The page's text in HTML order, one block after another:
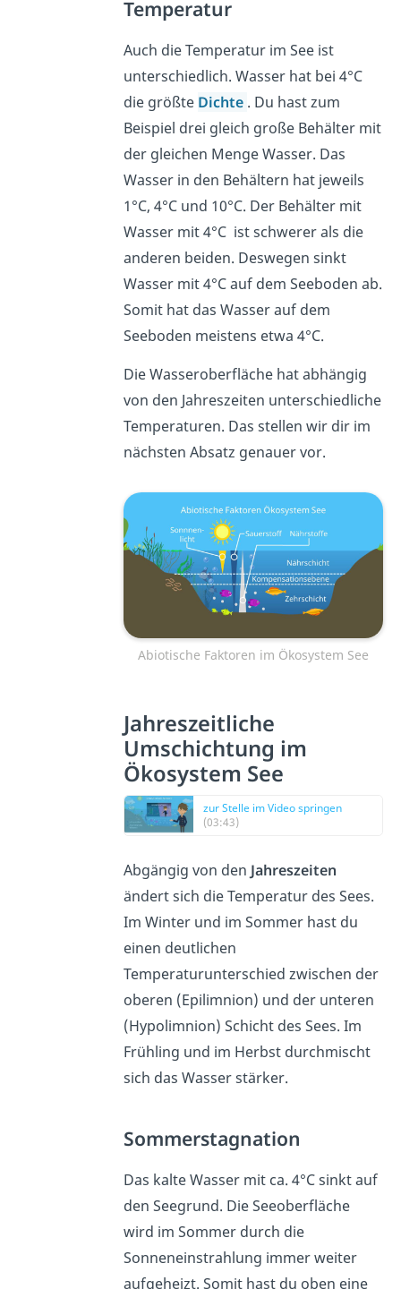
Temperatur
Auch die Temperatur im See ist
unterschiedlich. Wasser hat bei 4°C
die größte Dichte . Du hast zum
Beispiel drei gleich große Behälter mit
der gleichen Menge Wasser. Das
Wasser in den Behältern hat jeweils
1°C, 4°C und 10°C. Der Behälter mit
Wasser mit 4°C ist schwerer als die
anderen beiden. Deswegen sinkt
Wasser mit 4°C auf dem Seeboden ab.
Somit hat das Wasser auf dem
Seeboden meistens etwa 4°C.
Die Wasseroberfläche hat abhängig
von den Jahreszeiten unterschiedliche
Temperaturen. Das stellen wir dir im
nächsten Absatz genauer vor.
Abiotische Faktoren im Ökosystem See
Jahreszeitliche
Umschichtung im
Ökosystem See
zur Stelle im Video springen
(03:43)
Abgängig von den Jahreszeiten
ändert sich die Temperatur des Sees.
Im Winter und im Sommer hast du
einen deutlichen
Temperaturunterschied zwischen der
oberen (Epilimnion) und der unteren
(Hypolimnion) Schicht des Sees. Im
Frühling und im Herbst durchmischt
sich das Wasser stärker.
Sommerstagnation
Das kalte Wasser mit ca. 4°C sinkt auf
den Seegrund. Die Seeoberfläche
wird im Sommer durch die
Sonneneinstrahlung immer weiter
aufgeheizt. Somit hast du oben eine